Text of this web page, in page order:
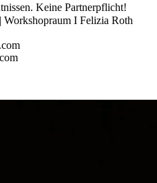
Keine Partnerpflicht!
Workshopraum I Felizia Roth